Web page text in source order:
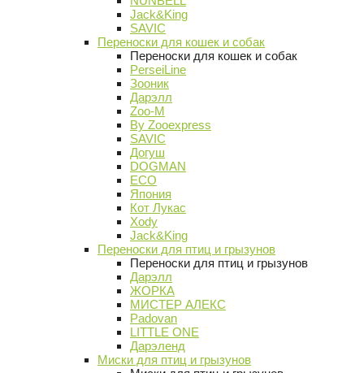
Jack&King
SAVIC
Переноски для кошек и собак
Переноски для кошек и собак
PerseiLine
Зооник
Дарэлл
Zoo-M
By Zooexpress
SAVIC
Догуш
DOGMAN
ECO
Япония
Кот Лукас
Xody
Jack&King
Переноски для птиц и грызунов
Переноски для птиц и грызунов
Дарэлл
ЖОРКА
МИСТЕР АЛЕКС
Padovan
LITTLE ONE
Дарэленд
Миски для птиц и грызунов